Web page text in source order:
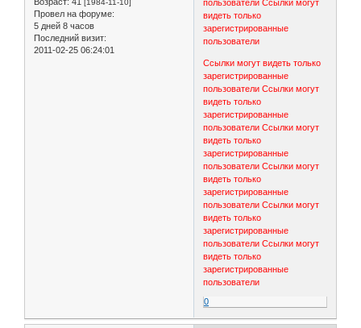
[1984-11-10]
Провел на форуме:
5 дней 8 часов
Последний визит:
2011-02-25 06:24:01
пользователи Ссылки могут
видеть только
зарегистрированные
пользователи
Ссылки могут видеть только
зарегистрированные
пользователи Ссылки могут
видеть только
зарегистрированные
пользователи Ссылки могут
видеть только
зарегистрированные
пользователи Ссылки могут
видеть только
зарегистрированные
пользователи Ссылки могут
видеть только
зарегистрированные
пользователи Ссылки могут
видеть только
зарегистрированные
пользователи
0